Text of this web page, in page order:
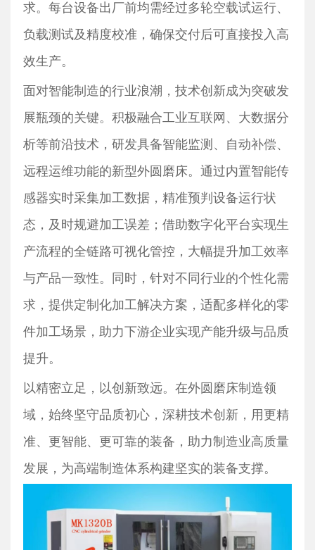
求。每台设备出厂前均需经过多轮空载试运行、
负载测试及精度校准，确保交付后可直接投入高
效生产。
面对智能制造的行业浪潮，技术创新成为突破发
展瓶颈的关键。积极融合工业互联网、大数据分
析等前沿技术，研发具备智能监测、自动补偿、
远程运维功能的新型外圆磨床。通过内置智能传
感器实时采集加工数据，精准预判设备运行状
态，及时规避加工误差；借助数字化平台实现生
产流程的全链路可视化管控，大幅提升加工效率
与产品一致性。同时，针对不同行业的个性化需
求，提供定制化加工解决方案，适配多样化的零
件加工场景，助力下游企业实现产能升级与品质
提升。
以精密立足，以创新致远。在外圆磨床制造领
域，始终坚守品质初心，深耕技术创新，用更精
准、更智能、更可靠的装备，助力制造业高质量
发展，为高端制造体系构建坚实的装备支撑。